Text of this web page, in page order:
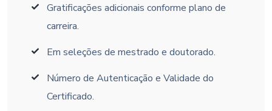
Gratificações adicionais conforme plano de
carreira.
Em seleções de mestrado e doutorado.
Número de Autenticação e Validade do
Certificado.